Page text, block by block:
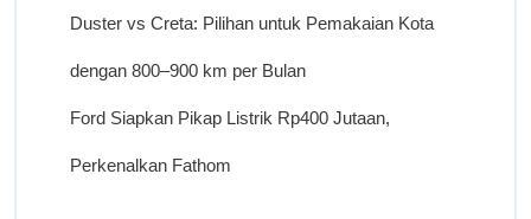
Duster vs Creta: Pilihan untuk Pemakaian Kota
dengan 800–900 km per Bulan
Ford Siapkan Pikap Listrik Rp400 Jutaan,
Perkenalkan Fathom